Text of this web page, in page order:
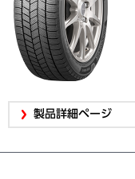
製品詳細ページ